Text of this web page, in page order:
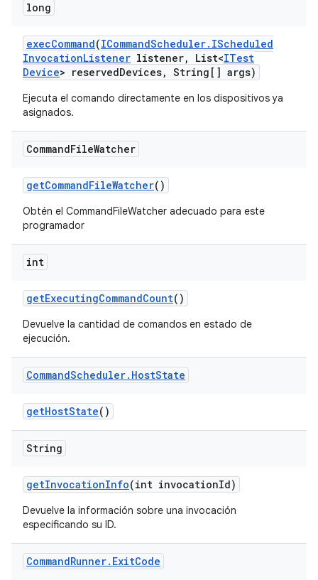
long
execCommand(ICommandScheduler. IScheduled
InvocationListener listener, List<ITest
Device> reservedDevices, String[] args)
Ejecuta el comando directamente en los dispositivos ya
asignados.
CommandFileWatcher
getCommandFileWatcher()
Obtén el CommandFileWatcher adecuado para este
programador
int
getExecutingCommandCount()
Devuelve la cantidad de comandos en estado de
ejecución.
CommandScheduler. HostState
getHostState()
String
getInvocationInfo(int invocationId)
Devuelve la información sobre una invocación
especificando su ID.
CommandRunner. ExitCode